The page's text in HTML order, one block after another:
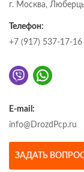
г. Москва,
Телефон:
+7 (917) 537-17-16
E-mail:
info@DrozdPcp.ru
ЗАДАТЬ